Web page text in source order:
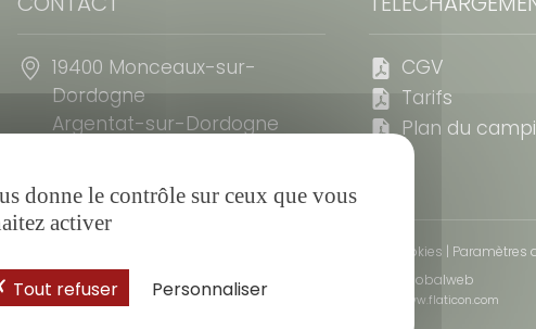
19400 Monceaux-sur-
Dordogne
Argentat-sur-Dordogne
CGV
Tarifs
Plan du
Cookies | Paramètres
© 2026 Copyright:
Omline Globalweb
Icons made by www.flaticon.com
donne le contrôle sur ceux que vous
activer
Tout refuser Personnaliser